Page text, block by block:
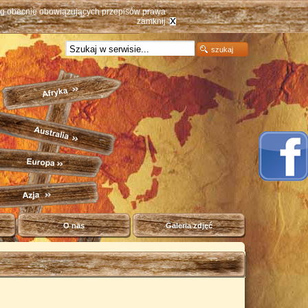
obecnie obowiązujących przepisów prawa
zamknij
O nas Galeria zdjęć